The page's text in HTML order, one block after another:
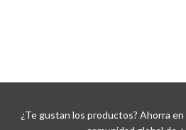
¿Te gustan los productos? Ahorra